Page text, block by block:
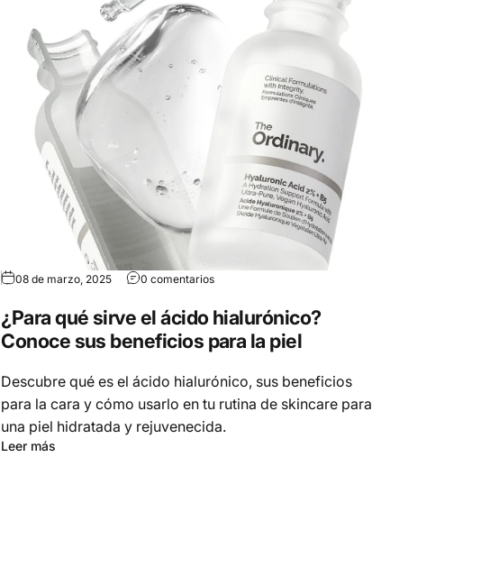
08 de marzo, 2025 0 comentarios
¿Para qué sirve el ácido hialurónico?
Conoce sus beneficios para la piel
Descubre qué es el ácido hialurónico, sus beneficios
para la cara y cómo usarlo en tu rutina de skincare para
una piel hidratada y rejuvenecida.
Leer más